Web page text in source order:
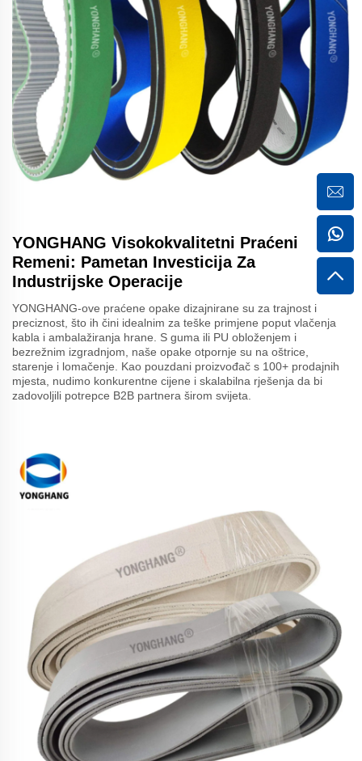
YONGHANG Visokokvalitetni Praćeni
Remeni: Pametan Investicija Za
Industrijske Operacije
YONGHANG-ove praćene opake dizajnirane su za trajnost i
preciznost, što ih čini idealnim za teške primjene poput vlačenja
kabla i ambalažiranja hrane. S guma ili PU obloženjem i
bezrežnim izgradnjom, naše opake otpornje su na oštrice,
starenje i lomačenje. Kao pouzdani proizvođač s 100+ prodajnih
mjesta, nudimo konkurentne cijene i skalabilna rješenja da bi
zadovoljili potrepce B2B partnera širom svijeta.